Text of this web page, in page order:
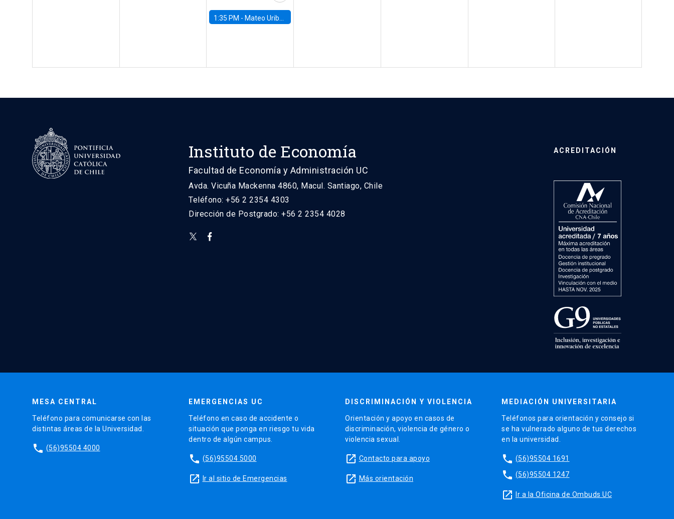
1:35 PM - Mateo Uribe-Castro, Universidad de los Andes (Colombia)
Instituto de Economía
Facultad de Economía y Administración UC
Avda. Vicuña Mackenna 4860, Macul. Santiago, Chile
Teléfono: +56 2 2354 4303
Dirección de Postgrado: +56 2 2354 4028
ACREDITACIÓN
MESA CENTRAL
Teléfono para comunicarse con las
distintas áreas de la Universidad.
phone (56)95504 4000
EMERGENCIAS UC
Teléfono en caso de accidente o
situación que ponga en riesgo tu vida
dentro de algún campus.
phone (56)95504 5000
launch Ir al sitio de Emergencias
DISCRIMINACIÓN Y VIOLENCIA
Orientación y apoyo en casos de
discriminación, violencia de género o
violencia sexual.
launch Contacto para apoyo
launch Más orientación
MEDIACIÓN UNIVERSITARIA
Teléfonos para orientación y consejo si
se ha vulnerado alguno de tus derechos
en la universidad.
phone (56)95504 1691
phone (56)95504 1247
launch Ir a la Oficina de Ombuds UC